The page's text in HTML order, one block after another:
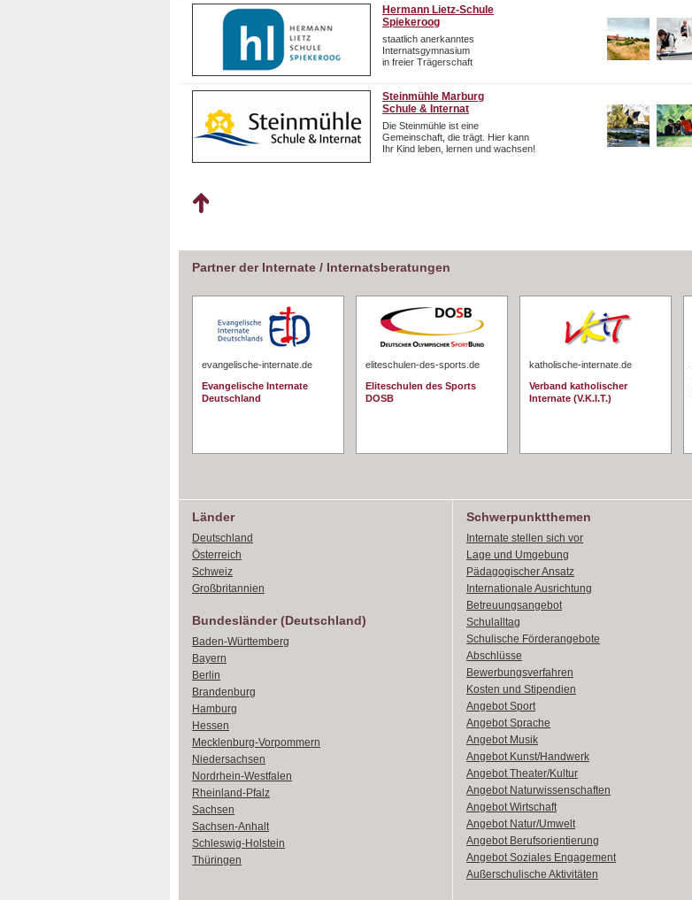
Hermann Lietz-Schule
Spiekeroog
staatlich anerkanntes
Internatsgymnasium
in freier Trägerschaft
Steinmühle Marburg
Schule & Internat
Die Steinmühle ist eine
Gemeinschaft, die trägt. Hier kann
Ihr Kind leben, lernen und wachsen!
Partner der Internate / Internatsberatungen
evangelische-internate.de
Evangelische Internate
Deutschland
eliteschulen-des-sports.de
Eliteschulen des Sports
DOSB
katholische-internate.de
Verband katholischer
Internate (V.K.I.T.)
Länder
Deutschland
Österreich
Schweiz
Großbritannien
Bundesländer (Deutschland)
Baden-Württemberg
Bayern
Berlin
Brandenburg
Hamburg
Hessen
Mecklenburg-Vorpommern
Niedersachsen
Nordrhein-Westfalen
Rheinland-Pfalz
Sachsen
Sachsen-Anhalt
Schleswig-Holstein
Thüringen
Schwerpunktthemen
Internate stellen sich vor
Lage und Umgebung
Pädagogischer Ansatz
Internationale Ausrichtung
Betreuungsangebot
Schulalltag
Schulische Förderangebote
Abschlüsse
Bewerbungsverfahren
Kosten und Stipendien
Angebot Sport
Angebot Sprache
Angebot Musik
Angebot Kunst/Handwerk
Angebot Theater/Kultur
Angebot Naturwissenschaften
Angebot Wirtschaft
Angebot Natur/Umwelt
Angebot Berufsorientierung
Angebot Soziales Engagement
Außerschulische Aktivitäten